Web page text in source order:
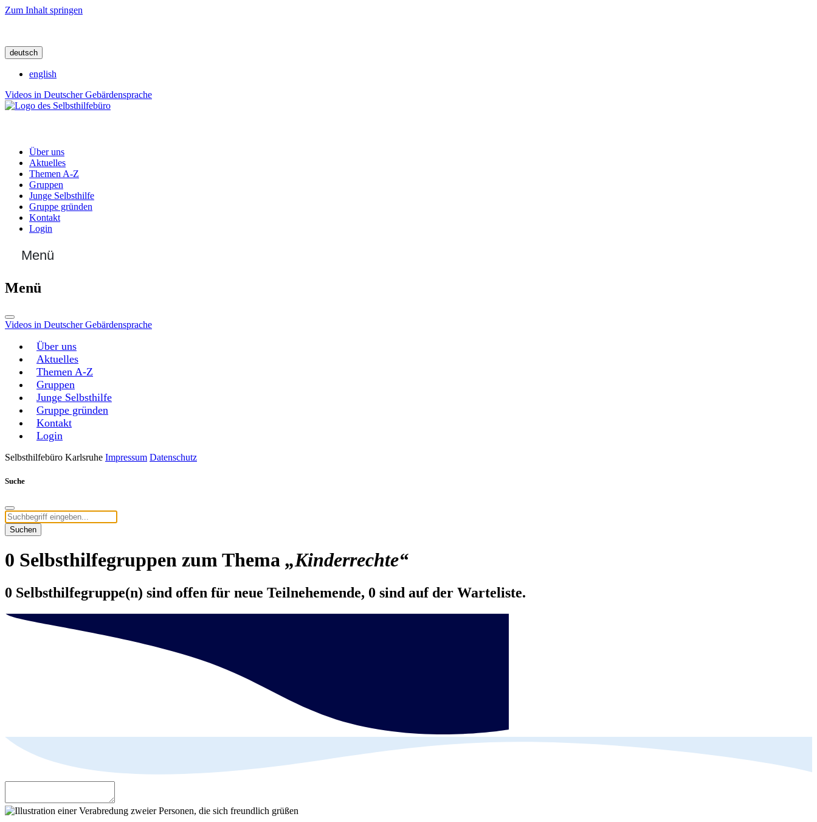
Zum Inhalt springen
deutsch
english
Videos in Deutscher Gebärdensprache
Über uns
Aktuelles
Themen A-Z
Gruppen
Junge Selbsthilfe
Gruppe gründen
Kontakt
Login
Menü
Menü
Videos in Deutscher Gebärdensprache
Über uns
Aktuelles
Themen A-Z
Gruppen
Junge Selbsthilfe
Gruppe gründen
Kontakt
Login
Selbsthilfebüro Karlsruhe Impressum Datenschutz
Suche
Suchen
0 Selbsthilfegruppen zum Thema „Kinderrechte“
0 Selbsthilfegruppe(n) sind offen für neue Teilnehemende, 0 sind auf der Warteliste.